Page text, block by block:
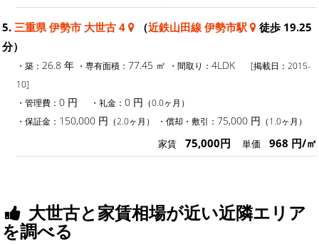
5. 三重県 伊勢市 大世古 4 （近鉄山田線 伊勢市駅
徒歩 19.25
分）
・築： 26.8 年 ・専有面積： 77.45 ㎡ ・間取り： 4LDK
[掲載日：2015-
10]
・管理費： 0 円 ・礼金： 0 円 （0.0ヶ月）
・保証金： 150,000 円 （2.0ヶ月） ・償却・敷引： 75,000 円 （1.0ヶ月）
家賃 75,000円 単価 968 円/㎡
大世古と家賃相場が近い近隣エリア
を調べる